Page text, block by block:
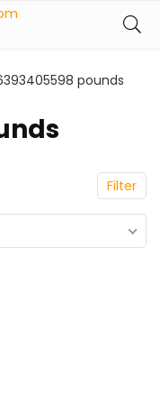
pounds
Filter